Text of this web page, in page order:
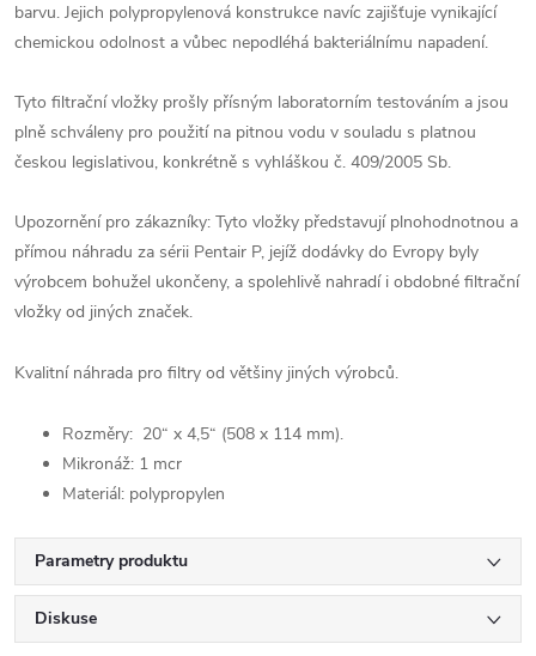
barvu. Jejich polypropylenová konstrukce navíc zajišťuje vynikající
chemickou odolnost a vůbec nepodléhá bakteriálnímu napadení.
Tyto filtrační vložky prošly přísným laboratorním testováním a jsou
plně schváleny pro použití na pitnou vodu v souladu s platnou
českou legislativou, konkrétně s vyhláškou č. 409/2005 Sb.
Upozornění pro zákazníky: Tyto vložky představují plnohodnotnou a
přímou náhradu za sérii Pentair P, jejíž dodávky do Evropy byly
výrobcem bohužel ukončeny, a spolehlivě nahradí i obdobné filtrační
vložky od jiných značek.
Kvalitní náhrada pro filtry od většiny jiných výrobců.
Rozměry: 20“ x 4,5“ (508 x 114 mm).
Mikronáž: 1 mcr
Materiál: polypropylen
Parametry produktu
Diskuse